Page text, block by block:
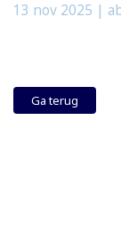
13 nov 2025 |
Ga terug